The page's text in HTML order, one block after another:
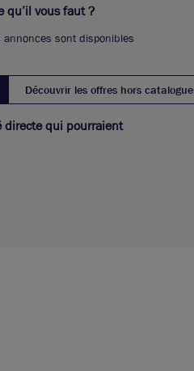
qu’il vous faut ?
annonces sont disponibles
Découvrir les offres hors catalogue
directe qui pourraient